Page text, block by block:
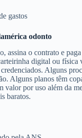
gastos
odonto
assina o contrato e paga
digital ou física
Alguns
Alguns planos têm
valor por uso além da
baratos.